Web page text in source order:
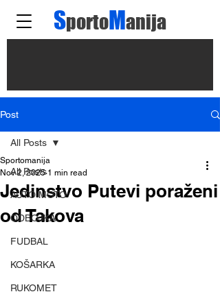
SportoManija
Post
All Posts
AUTO MOTO
ODBOJKA
FUDBAL
KOŠARKA
RUKOMET
All Posts
Jedinstvo Putevi poraženi
od Takova
Sportomanija
Nov 2, 2025 1 min read